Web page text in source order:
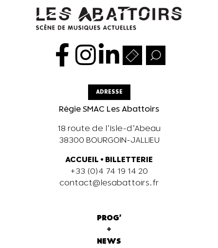
ADRESSE
Régie SMAC Les Abattoirs
18 route de l’Isle-d’Abeau
38300 BOURGOIN-JALLIEU
ACCUEIL • BILLETTERIE
+33 (0)4 74 19 14 20
contact@lesabattoirs.fr
PROG'
+
NEWS